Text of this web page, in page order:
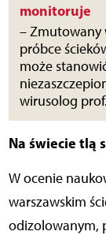
monitoruje
– Zmutowany
próbce
może
wirusolog
Na świecie tlą
W ocenie
warszawskim
odizolowanym,